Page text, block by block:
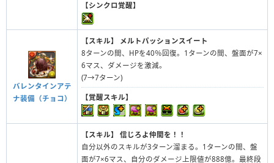
【シンクロ覚醒】
バレンタインアテ
ナ装備（チョコ）
【スキル】
メルトパッションスイート
8ターンの間、HPを40％回復。1ターンの間、盤面が7×
6マス、ダメージを激減。
(7→7ターン)
【覚醒スキル】
【スキル】
信じろよ仲間を！！
自分以外のスキルが3ターン溜まる。1ターンの間、盤
面が7×6マス、自分のダメージ上限値が888億。最終段